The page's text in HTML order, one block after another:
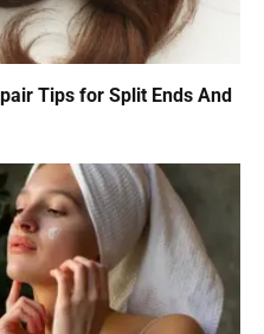
Tips for Split Ends And